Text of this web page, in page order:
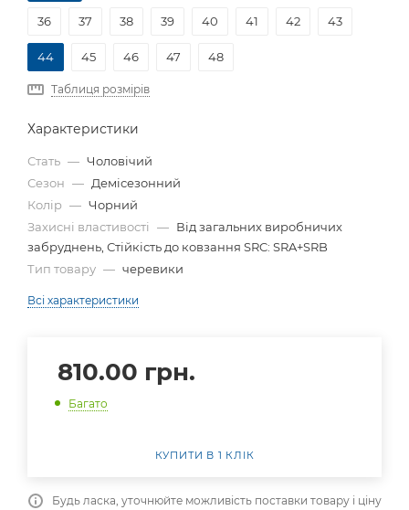
36 37 38 39 40 41 42 43
44 45 46 47 48
Таблиця розмірів
Характеристики
Стать — Чоловічий
Сезон — Демісезонний
Колір — Чорний
Захисні властивості — Від загальних виробничих
забруднень, Стійкість до ковзання SRC: SRA+SRB
Тип товару — черевики
Всі характеристики
810.00 грн.
Багато
КУПИТИ В 1 КЛІК
Будь ласка, уточнюйте можливість поставки товару і ціну